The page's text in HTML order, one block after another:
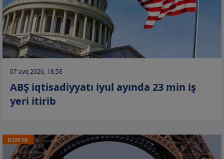
07 avq 2026, 18:58
ABŞ iqtisadiyyatı iyul ayında 23 min iş
yeri itirib
DÜNYA